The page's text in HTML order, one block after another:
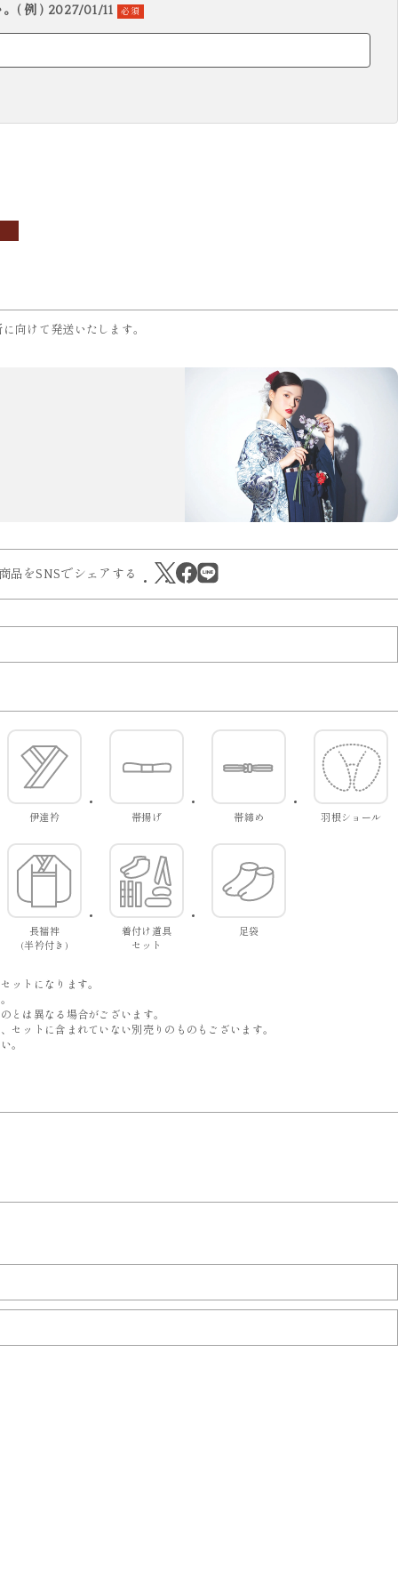
( 例 ) 2027/01/11 必須
向けて発送いたします。
品をSNSでシェアする
伊達衿 帯揚げ 帯締め 羽根ショール
長襦袢
(半衿付き)
着付け道具
セット
足袋
ットになります。
とは異なる場合がございます。
セットに含まれていない別売りのものもございます。
。